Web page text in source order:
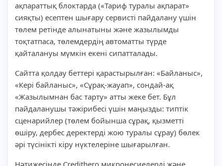
ақпараттық блоктарда («Тариф туралы ақпарат»
сияқты) есептен шығару сервисті пайдалану үшін
төлем ретінде алынатыны және жазылымды
тоқтатпаса, төлемдердің автоматты түрде
қайталануы мүмкін екені сипатталады.
Сайтта қолдау беттері қарастырылған: «Байланыс»,
«Кері байланыс», «Сұрақ-жауап», сондай-ақ
«Жазылымнан бас тарту» атты жеке бет. Бұл
пайдаланушы тәжірибесі үшін маңызды: типтік
сценарийлер (төлем бойынша сұрақ, қызметті
өшіру, дербес деректерді жою туралы сұрау) бөлек
әрі түсінікті кіру нүктелеріне шығарылған.